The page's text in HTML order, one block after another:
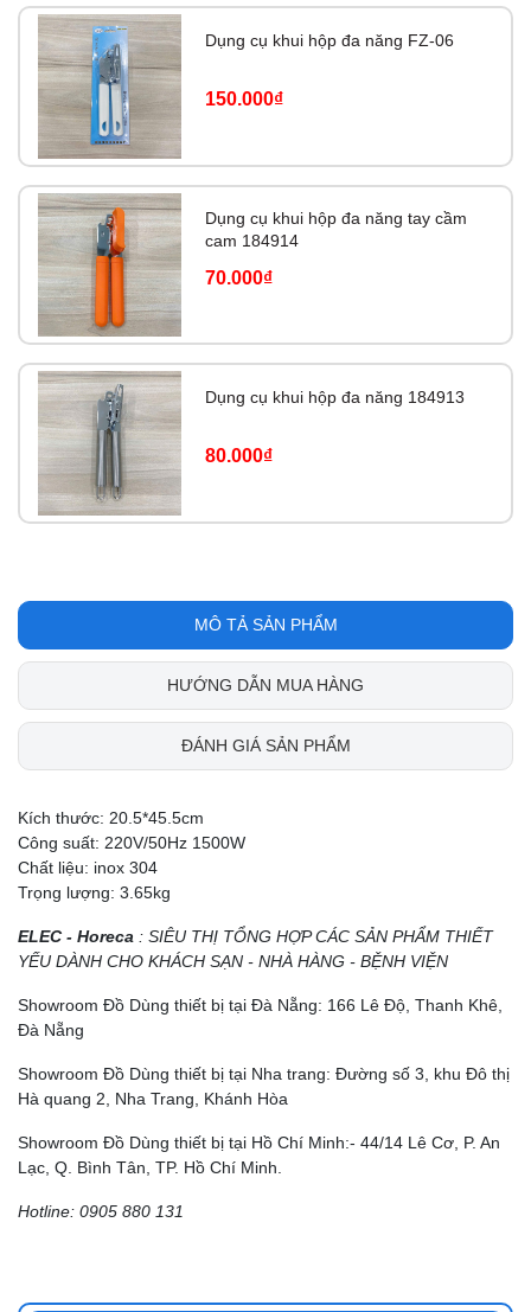
Dụng cụ khui hộp đa năng FZ-06
150.000₫
Dụng cụ khui hộp đa năng tay cầm
cam 184914
70.000₫
Dụng cụ khui hộp đa năng 184913
80.000₫
MÔ TẢ SẢN PHẨM
HƯỚNG DẪN MUA HÀNG
ĐÁNH GIÁ SẢN PHẨM
Kích thước: 20.5*45.5cm
Công suất: 220V/50Hz 1500W
Chất liệu: inox 304
Trọng lượng: 3.65kg
ELEC - Horeca : SIÊU THỊ TỔNG HỢP CÁC SẢN PHẨM THIẾT
YẾU DÀNH CHO KHÁCH SẠN - NHÀ HÀNG - BỆNH VIỆN
Showroom Đồ Dùng thiết bị tại Đà Nẵng: 166 Lê Độ, Thanh Khê,
Đà Nẵng
Showroom Đồ Dùng thiết bị tại Nha trang: Đường số 3, khu Đô thị
Hà quang 2, Nha Trang, Khánh Hòa
Showroom Đồ Dùng thiết bị tại Hồ Chí Minh:- 44/14 Lê Cơ, P. An
Lạc, Q. Bình Tân, TP. Hồ Chí Minh.
Hotline: 0905 880 131